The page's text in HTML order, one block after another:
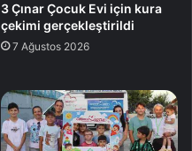
3 Çınar Çocuk Evi için kura
çekimi gerçekleştirildi
7 Ağustos 2026